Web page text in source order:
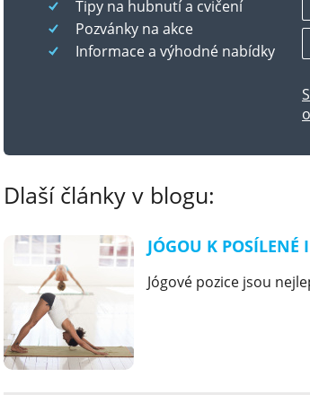
Tipy na hubnutí a cvičení
Pozvánky na akce
Informace a výhodné nabídky
Dlaší články v blogu:
JÓGOU K POSÍLENÉ
Jógové pozice jsou